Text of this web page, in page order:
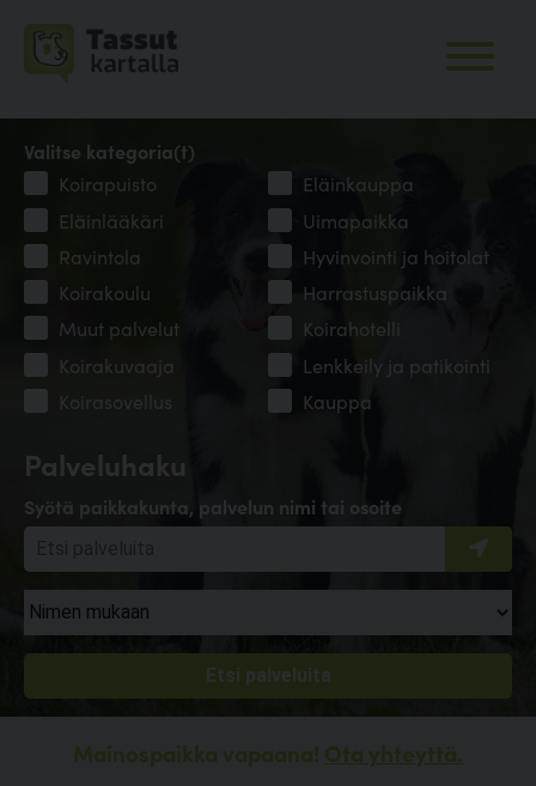
Palveluhaku
Syötä paikkakunta, palvelun nimi tai osoite
Valitse kategoria(t)
Koirapuisto
Eläinkauppa
Eläinlääkäri
Uimapaikka
Ravintola
Hyvinvointi ja hoitolat
Koirakoulu
Harrastuspaikka
Muut palvelut
Koirahotelli
Koirakuvaaja
Lenkkeily ja patikointi
Koirasovellus
Kauppa
Mainospaikka vapaana! Ota yhteyttä.